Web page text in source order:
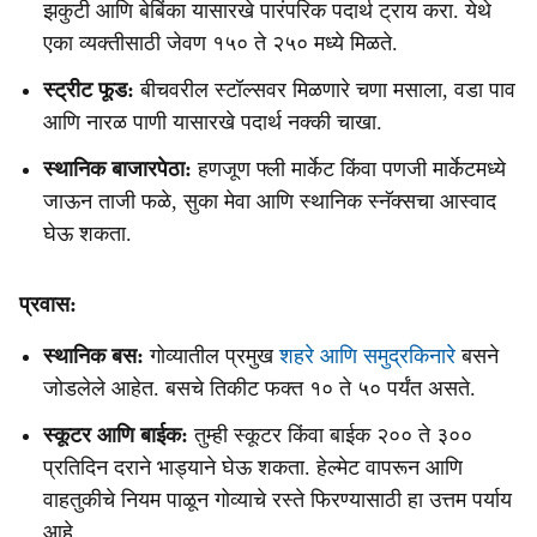
झकुटी आणि बेबिंका यासारखे पारंपरिक पदार्थ ट्राय करा. येथे
एका व्यक्तीसाठी जेवण १५० ते २५० मध्ये मिळते.
स्ट्रीट फूड: बीचवरील स्टॉल्सवर मिळणारे चणा मसाला, वडा पाव
आणि नारळ पाणी यासारखे पदार्थ नक्की चाखा.
स्थानिक बाजारपेठा: हणजूण फ्ली मार्केट किंवा पणजी मार्केटमध्ये
जाऊन ताजी फळे, सुका मेवा आणि स्थानिक स्नॅक्सचा आस्वाद
घेऊ शकता.
प्रवास:
स्थानिक बस: गोव्यातील प्रमुखशहरे आणि समुद्रकिनारे बसने
जोडलेले आहेत. बसचे तिकीट फक्त १० ते ५० पर्यंत असते.
स्कूटर आणि बाईक: तुम्ही स्कूटर किंवा बाईक २०० ते ३००
प्रतिदिन दराने भाड्याने घेऊ शकता. हेल्मेट वापरून आणि
वाहतुकीचे नियम पाळून गोव्याचे रस्ते फिरण्यासाठी हा उत्तम पर्याय
आहे.